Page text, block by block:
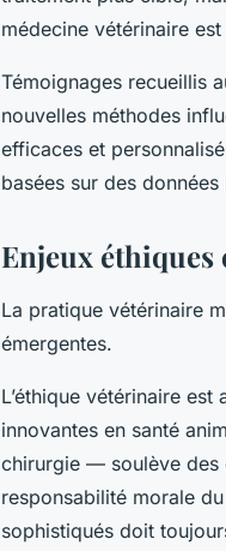
médecine vétérinaire
Témoignages recueillis
nouvelles méthodes
efficaces et
basées sur des
Enjeux éthiques
La pratique vétérinaire
émergentes.
L’éthique vétérinaire
innovantes en santé
chirurgie — soulève des
responsabilité morale
sophistiqués doit